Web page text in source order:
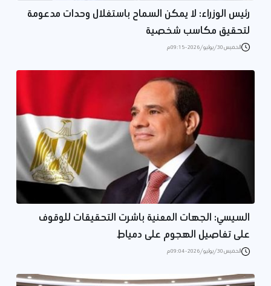
رئيس الوزراء: لا يمكن السماح باستغلال وحدات مدعومة
لتحقيق مكاسب شخصية
الخميس 30/يوليو/2026 - 09:15 م
‏السيسي: الجهات المعنية باشرت التحقيقات للوقوف
على تفاصيل الهجوم على دمياط
الخميس 30/يوليو/2026 - 09:04 م